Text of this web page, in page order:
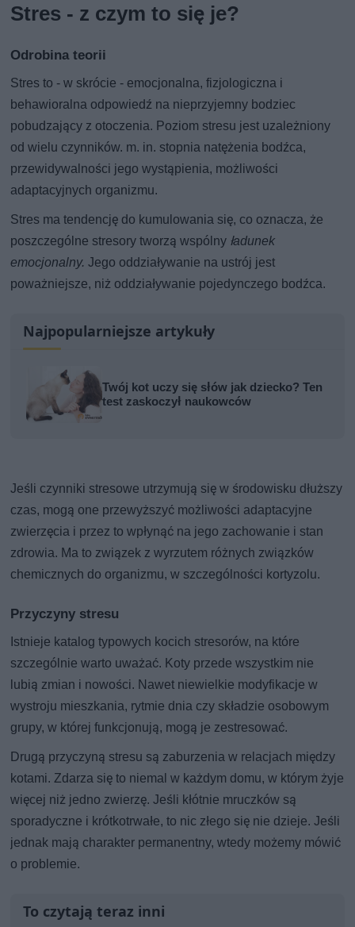
Stres - z czym to się je?
Odrobina teorii
Stres to - w skrócie - emocjonalna, fizjologiczna i
behawioralna odpowiedź na nieprzyjemny bodziec
pobudzający z otoczenia. Poziom stresu jest uzależniony
od wielu czynników. m. in. stopnia natężenia bodźca,
przewidywalności jego wystąpienia, możliwości
adaptacyjnych organizmu.
Stres ma tendencję do kumulowania się, co oznacza, że
poszczególne stresory tworzą wspólny ładunek
emocjonalny.Jego oddziaływanie na ustrój jest
poważniejsze, niż oddziaływanie pojedynczego bodźca.
Najpopularniejsze artykuły
Twój kot uczy się słów jak dziecko? Ten
test zaskoczył naukowców
Jeśli czynniki stresowe utrzymują się w środowisku dłuższy
czas, mogą one przewyższyć możliwości adaptacyjne
zwierzęcia i przez to wpłynąć na jego zachowanie i stan
zdrowia. Ma to związek z wyrzutem różnych związków
chemicznych do organizmu, w szczególności kortyzolu.
Przyczyny stresu
Istnieje katalog typowych kocich stresorów, na które
szczególnie warto uważać. Koty przede wszystkim nie
lubią zmian i nowości. Nawet niewielkie modyfikacje w
wystroju mieszkania, rytmie dnia czy składzie osobowym
grupy, w której funkcjonują, mogą je zestresować.
Drugą przyczyną stresu są zaburzenia w relacjach między
kotami. Zdarza się to niemal w każdym domu, w którym żyje
więcej niż jedno zwierzę. Jeśli kłótnie mruczków są
sporadyczne i krótkotrwałe, to nic złego się nie dzieje. Jeśli
jednak mają charakter permanentny, wtedy możemy mówić
o problemie.
To czytają teraz inni